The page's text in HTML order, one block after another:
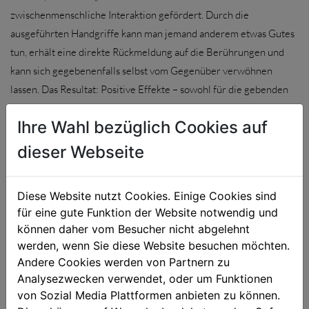
zwischenmenschliche Interaktion gefördert. Durch die
ausgeführten Handgriffe kann man jemand anderem etwas Gutes
tun, erhält eine direkte Rückmeldung auf die Berührungen und
kann sich gegebenenfalls selbst vom Gegenüber verwöhnen
lassen. Das Resultat: Positive Effekte – sowohl für die gebenden
als auch für die empfangenden Personen.
Das kann „Senioren-Samurai“:
Haltung (zunehmendes Misstrauen, Angst, Energielosigkeit
und letztlich Rückzug) betreffend
Unterstützung der Verdauung
Sturz- und Atemprophylaxe
Förderung gemeinsamer Aktivitäten, der Selbstwirksamkeit
und einer lebendigen Gemeinschaft
Ihre Wahl bezüglich Cookies auf
dieser Webseite
Diese Website nutzt Cookies. Einige Cookies sind
für eine gute Funktion der Website notwendig und
können daher vom Besucher nicht abgelehnt
werden, wenn Sie diese Website besuchen möchten.
Andere Cookies werden von Partnern zu
Analysezwecken verwendet, oder um Funktionen
von Sozial Media Plattformen anbieten zu können.